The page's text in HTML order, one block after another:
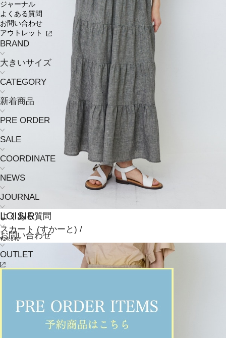
ジャーナル
よくある質問
お問い合わせ
アウトレット
BRAND
大きいサイズ
CATEGORY
新着商品
PRE ORDER
SALE
COORDINATE
NEWS
JOURNAL
よくある質問
お問い合わせ
OUTLET
LOISIR
スカート (すかーと) /
¥24,640